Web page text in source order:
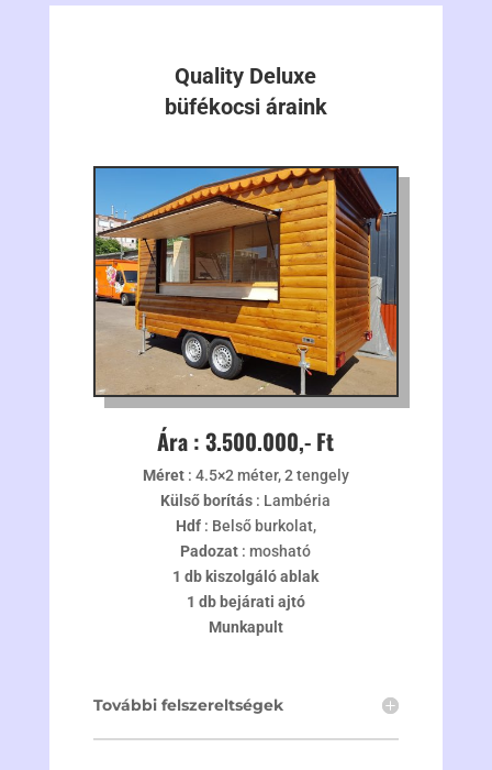
Quality Deluxe
büfékocsi áraink
Ára : 3.500.000,- Ft
Méret: 4.5×2 méter, 2 tengely
Külső borítás : Lambéria
Hdf: Belső burkolat,
Padozat : mosható
1 db kiszolgáló ablak
1 db bejárati ajtó
Munkapult
További felszereltségek